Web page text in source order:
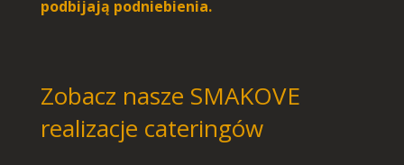
podbijają podniebienia.
Zobacz nasze SMAKOVE
realizacje cateringów